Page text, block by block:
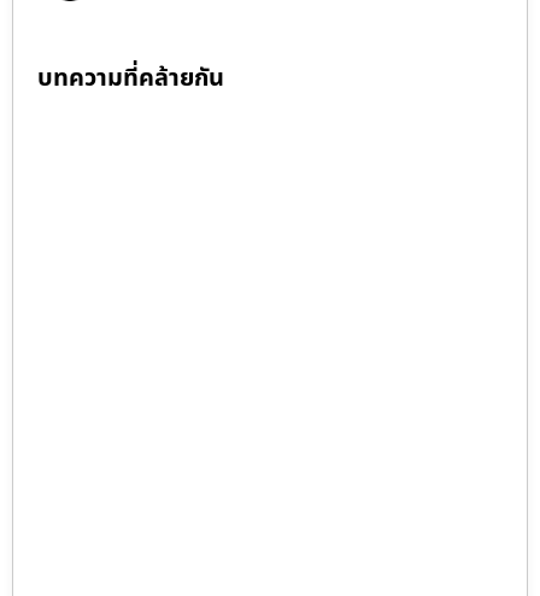
บทความที่คล้ายกัน